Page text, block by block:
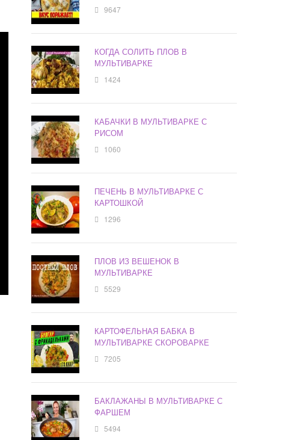
9647
КОГДА СОЛИТЬ ПЛОВ В
МУЛЬТИВАРКЕ
1424
КАБАЧКИ В МУЛЬТИВАРКЕ С
РИСОМ
1060
ПЕЧЕНЬ В МУЛЬТИВАРКЕ С
КАРТОШКОЙ
1296
ПЛОВ ИЗ ВЕШЕНОК В
МУЛЬТИВАРКЕ
5529
КАРТОФЕЛЬНАЯ БАБКА В
МУЛЬТИВАРКЕ СКОРОВАРКЕ
7205
БАКЛАЖАНЫ В МУЛЬТИВАРКЕ С
ФАРШЕМ
5494